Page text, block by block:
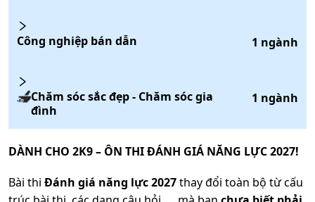
Công nghiệp bán dẫn 1 ngành
Chăm sóc sắc đẹp - Chăm sóc gia
đình
1 ngành
DÀNH CHO 2K9 – ÔN THI ĐÁNH GIÁ NĂNG LỰC 2027!
Bài thi Đánh giá năng lực 2027thay đổi toàn bộ từ cấu